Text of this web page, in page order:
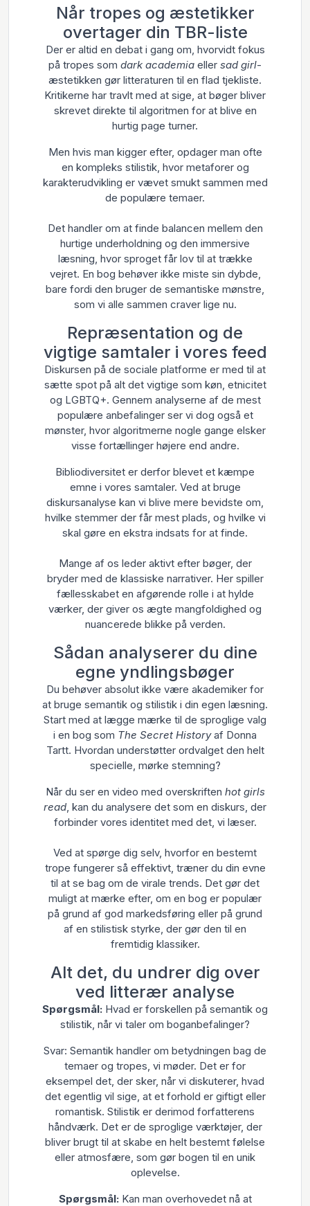
Når tropes og æstetikker
overtager din TBR-liste
Der er altid en debat i gang om, hvorvidt fokus
på tropes som dark academia eller sad girl-
æstetikken gør litteraturen til en flad tjekliste.
Kritikerne har travlt med at sige, at bøger bliver
skrevet direkte til algoritmen for at blive en
hurtig page turner.
Men hvis man kigger efter, opdager man ofte
en kompleks stilistik, hvor metaforer og
karakterudvikling er vævet smukt sammen med
de populære temaer.
Det handler om at finde balancen mellem den
hurtige underholdning og den immersive
læsning, hvor sproget får lov til at trække
vejret. En bog behøver ikke miste sin dybde,
bare fordi den bruger de semantiske mønstre,
som vi alle sammen craver lige nu.
Repræsentation og de
vigtige samtaler i vores feed
Diskursen på de sociale platforme er med til at
sætte spot på alt det vigtige som køn, etnicitet
og LGBTQ+. Gennem analyserne af de mest
populære anbefalinger ser vi dog også et
mønster, hvor algoritmerne nogle gange elsker
visse fortællinger højere end andre.
Bibliodiversitet er derfor blevet et kæmpe
emne i vores samtaler. Ved at bruge
diskursanalyse kan vi blive mere bevidste om,
hvilke stemmer der får mest plads, og hvilke vi
skal gøre en ekstra indsats for at finde.
Mange af os leder aktivt efter bøger, der
bryder med de klassiske narrativer. Her spiller
fællesskabet en afgørende rolle i at hylde
værker, der giver os ægte mangfoldighed og
nuancerede blikke på verden.
Sådan analyserer du dine
egne yndlingsbøger
Du behøver absolut ikke være akademiker for
at bruge semantik og stilistik i din egen læsning.
Start med at lægge mærke til de sproglige valg
i en bog som The Secret Historyaf Donna
Tartt. Hvordan understøtter ordvalget den helt
specielle, mørke stemning?
Når du ser en video med overskriften hot girls
read, kan du analysere det som en diskurs, der
forbinder vores identitet med det, vi læser.
Ved at spørge dig selv, hvorfor en bestemt
trope fungerer så effektivt, træner du din evne
til at se bag om de virale trends. Det gør det
muligt at mærke efter, om en bog er populær
på grund af god markedsføring eller på grund
af en stilistisk styrke, der gør den til en
fremtidig klassiker.
Alt det, du undrer dig over
ved litterær analyse
Spørgsmål: Hvad er forskellen på semantik og
stilistik, når vi taler om boganbefalinger?
Svar: Semantik handler om betydningen bag de
temaer og tropes, vi møder. Det er for
eksempel det, der sker, når vi diskuterer, hvad
det egentlig vil sige, at et forhold er giftigt eller
romantisk. Stilistik er derimod forfatterens
håndværk. Det er de sproglige værktøjer, der
bliver brugt til at skabe en helt bestemt følelse
eller atmosfære, som gør bogen til en unik
oplevelse.
Spørgsmål: Kan man overhovedet nå at